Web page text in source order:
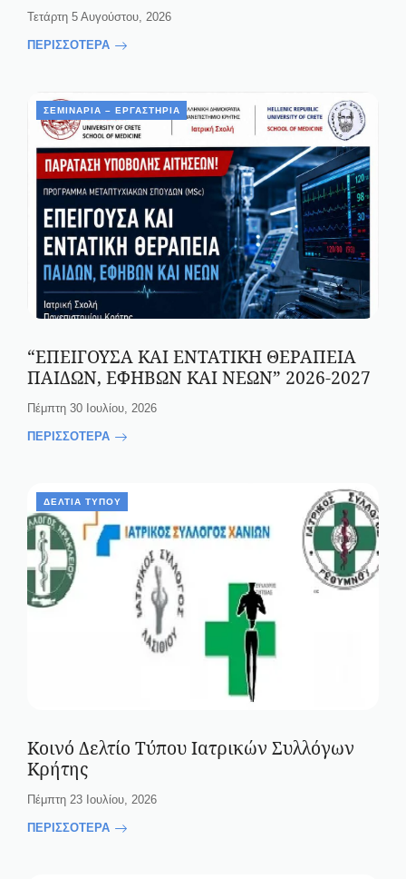
Τετάρτη 5 Αυγούστου, 2026
ΠΕΡΙΣΣΟΤΕΡΑ
ΣΕΜΙΝΆΡΙΑ – ΕΡΓΑΣΤΉΡΙΑ
“ΕΠΕΙΓΟΥΣΑ ΚΑΙ ΕΝΤΑΤΙΚΗ ΘΕΡΑΠΕΙΑ
ΠΑΙΔΩΝ, ΕΦΗΒΩΝ ΚΑΙ ΝΕΩΝ” 2026-2027
Πέμπτη 30 Ιουλίου, 2026
ΠΕΡΙΣΣΟΤΕΡΑ
ΔΕΛΤΊΑ ΤΎΠΟΥ
Κοινό Δελτίο Τύπου Ιατρικών Συλλόγων
Κρήτης
Πέμπτη 23 Ιουλίου, 2026
ΠΕΡΙΣΣΟΤΕΡΑ